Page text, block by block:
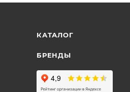
КАТАЛОГ
БРЕНДЫ